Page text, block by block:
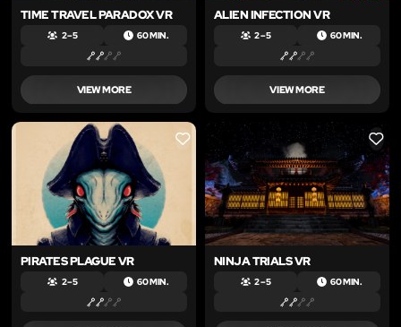
TIME TRAVEL PARADOX VR
2 – 5 60 MIN.
VIEW MORE
ALIEN INFECTION VR
2 – 5 60 MIN.
VIEW MORE
LIKE
PIRATES PLAGUE VR
2 – 5 60 MIN.
LIKE
NINJA TRIALS VR
2 – 5 60 MIN.